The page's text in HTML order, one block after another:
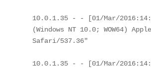
10.0.1.35 - - [01/Mar/
(Windows NT 10.0; WOW64)
Safari/537.36"
10.0.1.35 - - [01/Mar/